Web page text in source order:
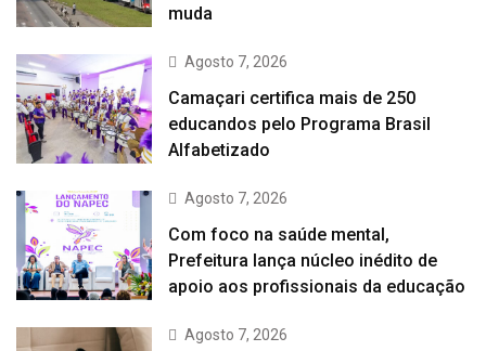
muda
Agosto 7, 2026
Camaçari certifica mais de 250
educandos pelo Programa Brasil
Alfabetizado
Agosto 7, 2026
Com foco na saúde mental,
Prefeitura lança núcleo inédito de
apoio aos profissionais da educação
Agosto 7, 2026